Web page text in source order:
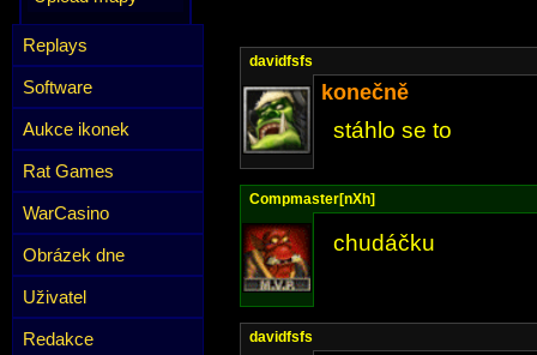
Replays
Software
Aukce ikonek
Rat Games
WarCasino
Obrázek dne
Uživatel
Redakce
davidfsfs
konečně
stáhlo se to
Compmaster[nXh]
chudáčku
davidfsfs